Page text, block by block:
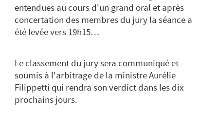
entendues au cours d'un grand oral et après
concertation des membres du jury la séance a
été levée vers 19h15…
Le classement du jury sera communiqué et
soumis à l'arbitrage de la ministre Aurélie
Filippetti qui rendra son verdict dans les dix
prochains jours.